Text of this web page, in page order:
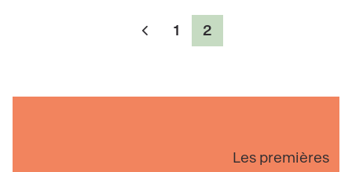
1 2
Les premières